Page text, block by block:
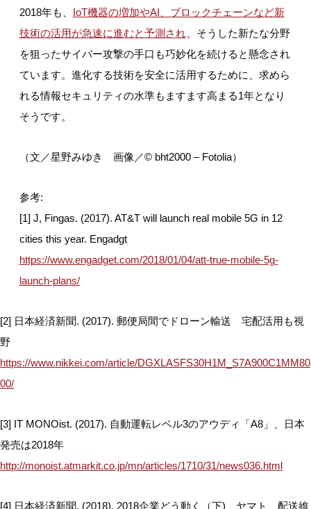
2018年も、 IoT機器の増加やAI、ブロックチェーンなど新
技術の活用が急速に進むと予測され、そうした新たな分野
を狙ったサイバー攻撃の手口も巧妙化を続けると懸念され
ています。進化する技術を安全に活用するために、求めら
れる情報セキュリティの水準もますます高まる1年となり
そうです。
（文／星野みゆき 画像／© bht2000 – Fotolia）
参考:
[1] J, Fingas. (2017). AT&T will launch real mobile 5G in 12
cities this year. Engadgt
https://www.engadget.com/2018/01/04/att-true-mobile-5g-
launch-plans/
[2] 日本経済新聞. (2017). 郵便局間でドローン輸送 宅配活用も視
野
https://www.nikkei.com/article/DGXLASFS30H1M_S7A900C1MM80
00/
[3] IT MONOist. (2017). 自動運転レベル3のアウディ「A8」、日本
発売は2018年
http://monoist.atmarkit.co.jp/mn/articles/1710/31/news036.html
[4] 日本経済新聞. (2018). 2018企業どう動く（下) ヤマト、配送維